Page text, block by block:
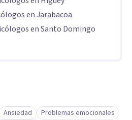
en Jarabacoa
en Santo Domingo
Ansiedad
Problemas emocionales